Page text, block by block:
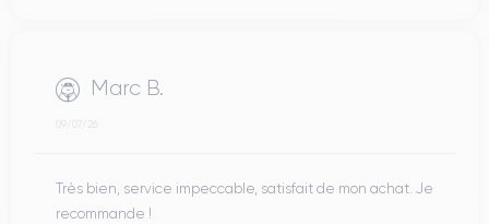
Marc B.
09/07/26
Très bien, service impeccable, satisfait de mon achat. Je
recommande !